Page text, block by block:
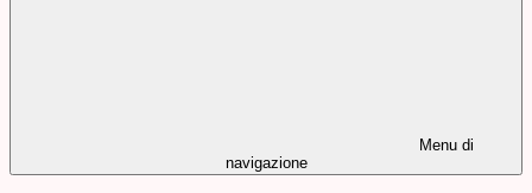
Menu di
navigazione